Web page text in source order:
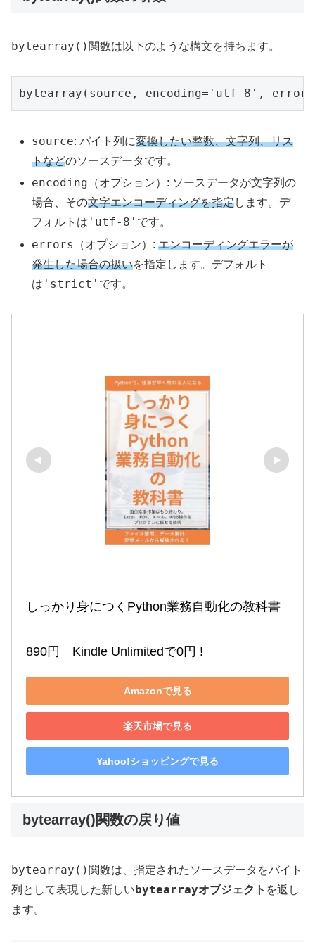
bytearray() 関数は以下のような構文を持ちます。
bytearray(source, encoding='utf-8',
source: バイト列に変換したい整数、文字列、リス
トなどのソースデータです。
encoding （オプション）: ソースデータが文字列の
場合、その文字エンコーディングを指定します。デ
フォルトは 'utf-8' です。
errors （オプション）:エンコーディングエラーが
発生した場合の扱いを指定します。デフォルト
は 'strict' です。
しっかり身につくPython業務自動化の教科書
890円　Kindle Unlimitedで0円 !
Amazonで見る
楽天市場で見る
Yahoo!ショッピングで見る
bytearray()関数の戻り値
bytearray() 関数は、指定されたソースデータをバイト
列として表現した新しいbytearrayオブジェクト を返し
ます。